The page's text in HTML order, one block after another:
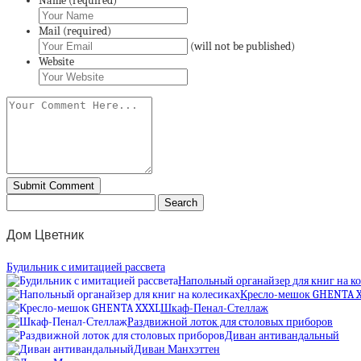
Mail (required)
(will not be published)
Website
Дом Цветник
Будильник с имитацией рассвета
Напольный органайзер для книг на
Кресло-мешок GHENTA
Шкаф-Пенал-Стеллаж
Раздвижной лоток для столовых приборов
Диван антивандальный
Диван Манхэттен